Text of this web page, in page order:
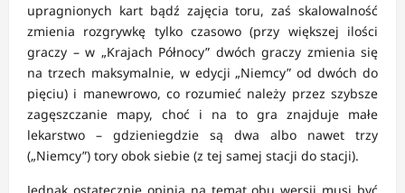
upragnionych kart bądź zajęcia toru, zaś skalowalność
zmienia rozgrywkę tylko czasowo (przy większej ilości
graczy – w „Krajach Północy” dwóch graczy zmienia się
na trzech maksymalnie, w edycji „Niemcy” od dwóch do
pięciu) i manewrowo, co rozumieć należy przez szybsze
zagęszczanie mapy, choć i na to gra znajduje małe
lekarstwo – gdzieniegdzie są dwa albo nawet trzy
(„Niemcy”) tory obok siebie (z tej samej stacji do stacji).